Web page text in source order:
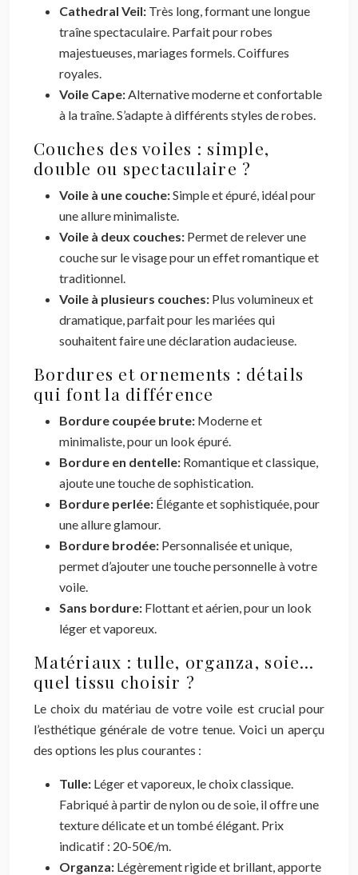
Cathedral Veil: Très long, formant une longue
traîne spectaculaire. Parfait pour robes
majestueuses, mariages formels. Coiffures
royales.
Voile Cape:Alternative moderne et confortable
à la traîne. S’adapte à différents styles de robes.
Couches des voiles : simple,
double ou spectaculaire ?
Voile à une couche:Simple et épuré, idéal pour
une allure minimaliste.
Voile à deux couches: Permet de relever une
couche sur le visage pour un effet romantique et
traditionnel.
Voile à plusieurs couches: Plus volumineux et
dramatique, parfait pour les mariées qui
souhaitent faire une déclaration audacieuse.
Bordures et ornements : détails
qui font la différence
Bordure coupée brute: Moderne et
minimaliste, pour un look épuré.
Bordure en dentelle: Romantique et classique,
ajoute une touche de sophistication.
Bordure perlée: Élégante et sophistiquée, pour
une allure glamour.
Bordure brodée: Personnalisée et unique,
permet d’ajouter une touche personnelle à votre
voile.
Sans bordure: Flottant et aérien, pour un look
léger et vaporeux.
Matériaux : tulle, organza, soie…
quel tissu choisir ?
Le choix du matériau de votre voile est crucial pour
l’esthétique générale de votre tenue. Voici un aperçu
des options les plus courantes :
Tulle: Léger et vaporeux, le choix classique.
Fabriqué à partir de nylon ou de soie, il offre une
texture délicate et un tombé élégant. Prix
indicatif : 20-50€/m.
Organza: Légèrement rigide et brillant, apporte